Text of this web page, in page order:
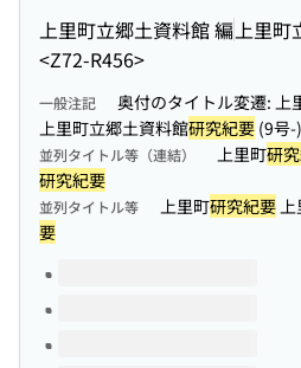
上里町立郷土資料館 編 上里
<Z72-R456>
一般注記 奥付のタイトル変遷: 上
上里町立郷土資料館研究紀要 (9号-)
並列タイトル等（連結） 上里町研
研究紀要
並列タイトル等 上里町研究紀要上
要
このタイトルの巻号